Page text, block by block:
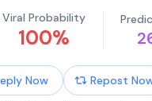
全不会有任何人上当受骗。
电这个东西，本质是boolean
，布尔代数这个层级，是
合直觉，你设计一个寄存器，
样，这是符合人类对于功能导
Viral Probability
100%
Now Repost